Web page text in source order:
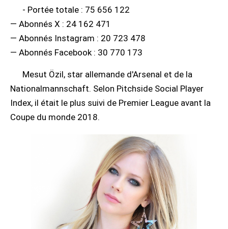
- Portée totale : 75 656 122
— Abonnés X : 24 162 471
— Abonnés Instagram : 20 723 478
— Abonnés Facebook : 30 770 173
Mesut Özil, star allemande d'Arsenal et de la
Nationalmannschaft. Selon Pitchside Social Player
Index, il était le plus suivi de Premier League avant la
Coupe du monde 2018.